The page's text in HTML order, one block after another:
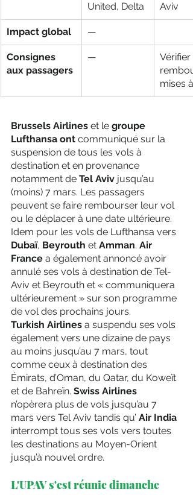
United, Delta
Aviv
Impact global —
Consignes
aux passagers
—
mises
Brussels Airlines et le groupe
Lufthansa ont communiqué sur la
suspension de tous les vols à
destination et en provenance
notamment de Tel Aviv jusqu’au
(moins) 7 mars. Les passagers
peuvent se faire rembourser leur vol
ou le déplacer à une date ultérieure.
Idem pour les vols de Lufthansa vers
Dubaï, Beyrouth et Amman. Air
France a également annoncé avoir
annulé ses vols à destination de Tel-
Aviv et Beyrouth et « communiquera
ultérieurement » sur son programme
de vol des prochains jours.
Turkish Airlines a suspendu ses vols
également vers une dizaine de pays
au moins jusqu’au 7 mars, tout
comme ceux à destination des
Émirats, d’Oman, du Qatar, du Koweït
et de Bahreïn. Swiss Airlines
n’opèrera plus de vols jusqu’au 7
mars vers Tel Aviv tandis qu’ Air India
interrompt tous ses vols vers toutes
les destinations au Moyen-Orient
jusqu’à nouvel ordre.
L'UPAV s'est réunie dimanche